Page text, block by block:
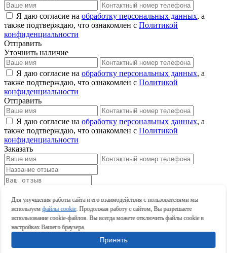
Я даю согласие на обработку персональных данных, а
также подтверждаю, что ознакомлен с Политикой
конфиденциальности
Отправить
Уточнить наличие
Я даю согласие на обработку персональных данных, а
также подтверждаю, что ознакомлен с Политикой
конфиденциальности
Отправить
Я даю согласие на обработку персональных данных, а
также подтверждаю, что ознакомлен с Политикой
конфиденциальности
Заказать
Оставить отзыв
Оставить отзыв
Для улучшения работы сайта и его взаимодействия с пользователями мы
используемфайлы cookie. Продолжая работу с сайтом, Вы разрешаете
использование cookie-файлов. Вы всегда можете отключить файлы cookie в
настройках Вашего браузера.
Принять